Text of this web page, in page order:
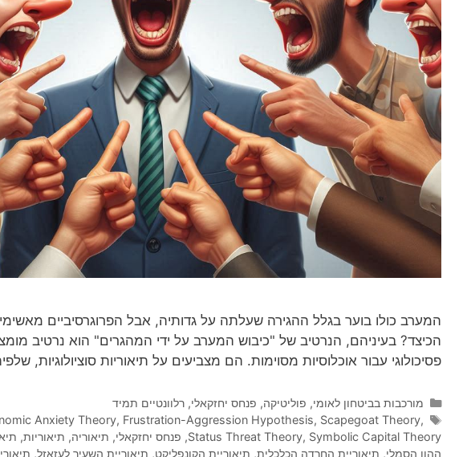
המערב כולו בוער בגלל ההגירה שעלתה על גדותיה, אבל הפרוגרסיביים
הכיצד? בעיניהם, הנרטיב של "כיבוש המערב על ידי המהגרים" הוא נרטיב
פסיכולוגי עבור אוכלוסיות מסוימות. הם מצביעים על תיאוריות סוציולוגיות,
קטגוריות
מורכבות בביטחון לאומי, פוליטיקה, פנחס יחזקאלי, רלוונטיים תמיד
תגיות
Anxiety Theory, Frustration-Aggression Hypothesis, Scapegoat Theory,
Status Threat Theory, Symbolic Capital Theory
, פנחס יחזקאלי, תיאוריה, תיאוריות,
ההון הסמלי, תיאוריית החרדה הכלכלית, תיאוריית הקונפליקט, תיאוריית השעיר לעזאזל,